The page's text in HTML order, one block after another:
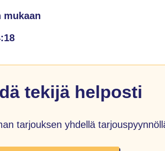
mukaan
tekijä helposti
tarjouksen yhdellä